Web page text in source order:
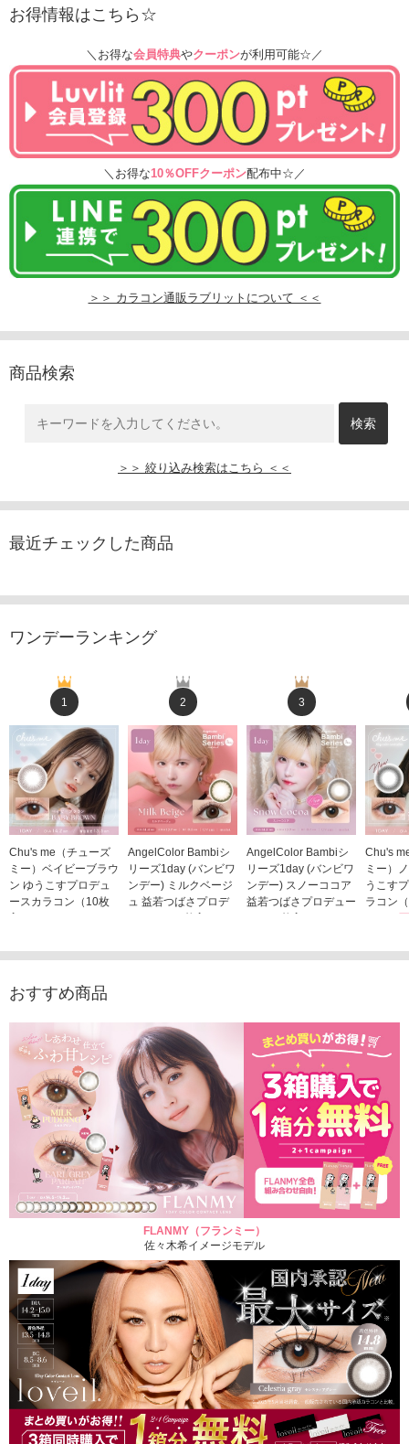
お得情報はこちら☆
＼お得な会員特典やクーポンが利用可能☆／
＼お得な10％OFFクーポン配布中☆／
＞＞ カラコン通販ラブリットについて ＜＜
商品検索
＞＞ 絞り込み検索はこちら ＜＜
最近チェックした商品
ワンデーランキング
1
Chu's me（チューズ
ミー）ベイビーブラウ
ン ゆうこすプロデュ
ースカラコン（10枚
入り）
2
AngelColor Bambiシ
リーズ1day (バンビワ
ンデー) ミルクベージ
ュ 益若つばさプロデ
ュース（10枚入り）
3
AngelColor Bambiシ
リーズ1day (バンビワ
ンデー) スノーココア
益若つばさプロデュー
ス（10枚入り）
Chu's
ミー）
うこす
ラコン
おすすめ商品
FLANMY（フランミー）
佐々木希イメージモデル